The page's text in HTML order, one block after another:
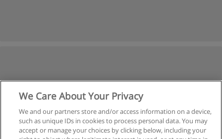
We Care About Your Privacy
We and our partners store and/or access information on a device,
such as unique IDs in cookies to process personal data. You may
accept or manage your choices by clicking below, including your